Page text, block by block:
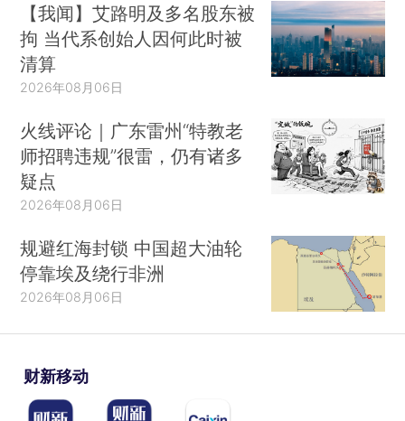
【我闻】艾路明及多名股东被
拘 当代系创始人因何此时被
清算
2026年08月06日
火线评论｜广东雷州“特教老
师招聘违规”很雷，仍有诸多
疑点
2026年08月06日
规避红海封锁 中国超大油轮
停靠埃及绕行非洲
2026年08月06日
财新移动